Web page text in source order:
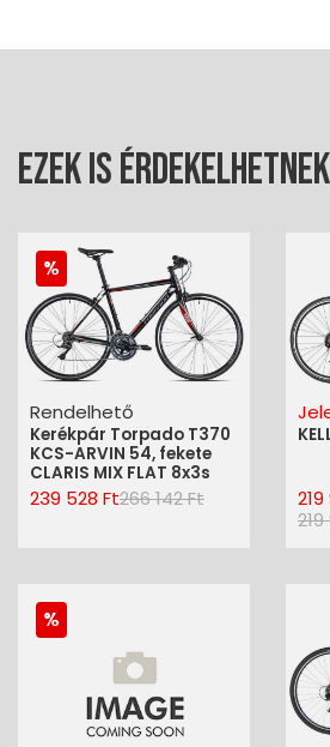
Ezek is érdekelhetnek
Rendelhető
Kerékpár Torpado T370
KCS-ARVIN 54, fekete
CLARIS MIX FLAT 8x3s
239 528 Ft266 142 Ft